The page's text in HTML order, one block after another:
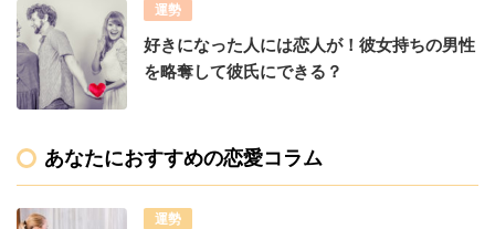
運勢
好きになった人には恋人が！彼女持ちの男性
を略奪して彼氏にできる？
あなたにおすすめの恋愛コラム
運勢